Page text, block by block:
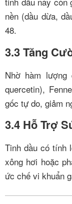
nền (dầu dừa,
48.
3.3 Tăng
Nhờ hàm lượng
quercetin),
gốc tự do, giảm
3.4 Hỗ Trợ
Tinh dầu có tính
xông hơi hoặc
ức chế vi khuẩn